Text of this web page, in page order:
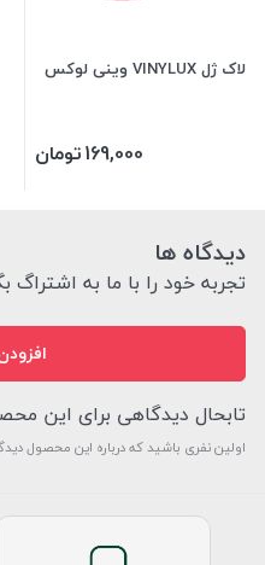
لاک ژل VINYLUX وینی لوکس
169,000تومان
دیدگاه ها
تجربه خود را با ما به اشتراگ
تابحال دیدگاهی برای این
اولین نفری باشید که درباره این محصول